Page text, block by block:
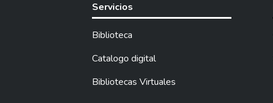
Servicios
Biblioteca
Catalogo digital
Bibliotecas Virtuales